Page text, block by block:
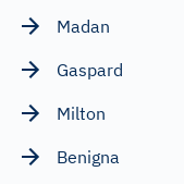
Madan
Gaspard
Milton
Benigna